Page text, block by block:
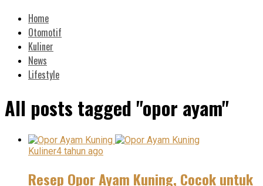
Home
Otomotif
Kuliner
News
Lifestyle
All posts tagged "opor ayam"
Kuliner4 tahun ago
Resep Opor Ayam Kuning, Cocok untuk